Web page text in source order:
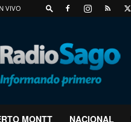
VIVO
MONTT NACIONAL